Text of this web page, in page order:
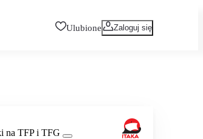
Ulubione Zaloguj się
na TFP i TFG